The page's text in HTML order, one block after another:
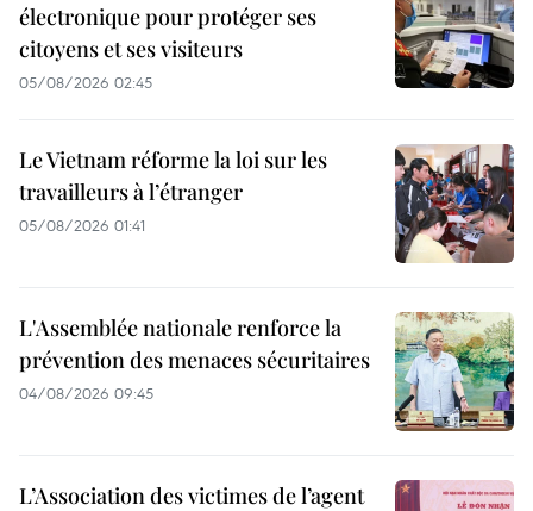
électronique pour protéger ses
citoyens et ses visiteurs
05/08/2026 02:45
Le Vietnam réforme la loi sur les
travailleurs à l’étranger
05/08/2026 01:41
L'Assemblée nationale renforce la
prévention des menaces sécuritaires
04/08/2026 09:45
L’Association des victimes de l’agent